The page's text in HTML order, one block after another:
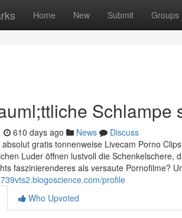
Home New Submit Groups
Schlampe
610 days ago News
Discuss
gratis tonnenweise Livecam Porno
Luder öffnen lustvoll die
faszinierenderes als versaute Pornofilme?
profile
Who Upvoted